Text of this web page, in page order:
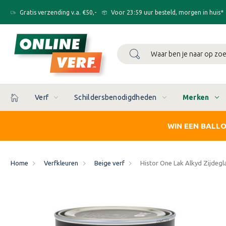
Gratis verzending v.a. €50,- Voor 23:59 uur besteld, morgen in huis*
Zoeken
Verf Schildersbenodigdheden Merken
WIN EEN
Home Verfkleuren Beige verf Histor One Lak Alkyd